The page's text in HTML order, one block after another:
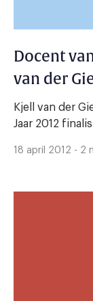
Docent
van der
Kjell van der
Jaar 2012
18 april 2012 - 2